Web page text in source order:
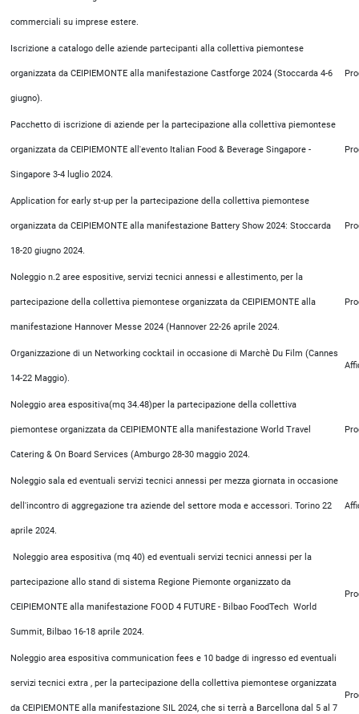
commerciali su imprese estere.
Iscrizione a catalogo delle aziende partecipanti alla collettiva piemontese
organizzata da CEIPIEMONTE alla manifestazione Castforge 2024 (Stoccarda 4-6
giugno).
Pacchetto di iscrizione di aziende per la partecipazione alla collettiva piemontese
organizzata da CEIPIEMONTE all'evento Italian Food & Beverage Singapore -
Singapore 3-4 luglio 2024.
Application for early st-up per la partecipazione della collettiva piemontese
organizzata da CEIPIEMONTE alla manifestazione Battery Show 2024: Stoccarda
18-20 giugno 2024.
Noleggio n.2 aree espositive, servizi tecnici annessi e allestimento, per la
partecipazione della collettiva piemontese organizzata da CEIPIEMONTE alla
manifestazione Hannover Messe 2024 (Hannover 22-26 aprile 2024.
Organizzazione di un Networking cocktail in occasione di Marchè Du Film (Cannes
14-22 Maggio).
Noleggio area espositiva(mq 34.48)per la partecipazione della collettiva
piemontese organizzata da CEIPIEMONTE alla manifestazione World Travel
Catering & On Board Services (Amburgo 28-30 maggio 2024.
Noleggio sala ed eventuali servizi tecnici annessi per mezza giornata in occasione
dell'incontro di aggregazione tra aziende del settore moda e accessori. Torino 22
aprile 2024.
Noleggio area espositiva (mq 40) ed eventuali servizi tecnici annessi per la
partecipazione allo stand di sistema Regione Piemonte organizzato da
CEIPIEMONTE alla manifestazione FOOD 4 FUTURE - Bilbao FoodTech World
Summit, Bilbao 16-18 aprile 2024.
Noleggio area espositiva communication fees e 10 badge di ingresso ed eventuali
servizi tecnici extra , per la partecipazione della collettiva piemontese organizzata
da CEIPIEMONTE alla manifestazione SIL 2024, che si terrà a Barcellona dal 5 al 7